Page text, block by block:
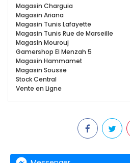
Magasin Charguia
Magasin Ariana
Magasin Tunis Lafayette
Magasin Tunis Rue de Marseille
Magasin Mourouj
Gamershop El Menzah 5
Magasin Hammamet
Magasin Sousse
Stock Central
Vente en Ligne